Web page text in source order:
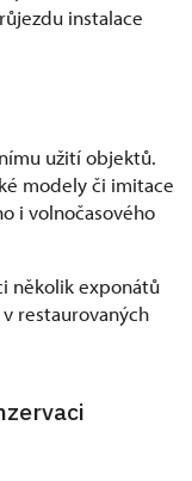
instalace
užití objektů.
modely či imitace
i volnočasového
několik exponátů
restaurovaných